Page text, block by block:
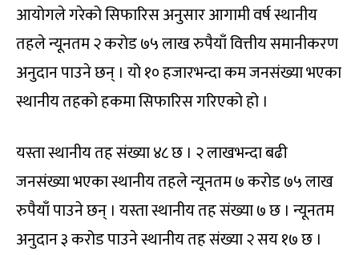
आयोगले गरेको सिफारिस अनुसार आगामी वर्ष स्थानीय
तहले न्यूनतम २ करोड ७५ लाख रुपैयाँ वित्तीय समानीकरण
अनुदान पाउने छन् । यो १० हजारभन्दा कम जनसंख्या भएका
स्थानीय तहको हकमा सिफारिस गरिएको हो ।
यस्ता स्थानीय तह संख्या ४८ छ । २ लाखभन्दा बढी
जनसंख्या भएका स्थानीय तहले न्यूनतम ७ करोड ७५ लाख
रुपैयाँ पाउने छन् । यस्ता स्थानीय तह संख्या ७ छ । न्यूनतम
अनुदान ३ करोड पाउने स्थानीय तह संख्या २ सय १७ छ ।